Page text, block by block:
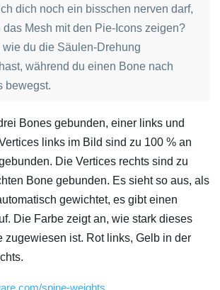
dich noch ein bisschen nerven darf,
das Mesh mit den Pie-Icons zeigen?
wie du die Säulen-Drehung
während du einen Bone nach
bewegst.
Bones gebunden, einer links und
links im Bild sind zu 100 % an
Die Vertices rechts sind zu
Bone gebunden. Es sieht so aus, als
gewichtet, es gibt einen
Die Farbe zeigt an, wie stark dieses
zugewiesen ist. Rot links, Gelb in der
spine-weights